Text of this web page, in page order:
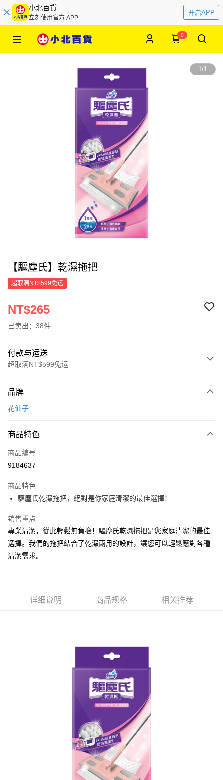
小北百貨
立刻使用官方 APP
开启APP
0
1/1
【驅塵氏】乾濕拖把
超取满NT$599免运
NT$265
已卖出：38件
付款与运送
超取满NT$599免运
信用卡一次付款
LINE Pay
Apple Pay
悠遊付
AFTEE先享后付
相关说明
1. 於付款方式選擇AFTEE先享後付，將跳出AFTEE先享後付手機驗證視
4. 下訂完成後，您的手機會收到一封繳費通知簡訊，APP會員則會收到
AFTEE APP推播通知。
有最長 45 天內付款之服務。
繳費期限，為商家向您請款的時間，再加上使用AFTEE可延長的天數所計算
出。使用AFTEE下訂可以延長您收到商品前的繳費天數，但無法保證一定能
夠在期限內收到商品(例如:預購商品或預計到貨時間較長者)。因此無論收到
商品與否，仍需要請您在AFTEE規定的時間內完成繳費。
1. 初次使用 AFTEE 時，將依認證結果及本公司審查結果，核予每個人不同
2. 結帳金額須大於NT$30
「AFTEE先享後付」(下稱本服務)乃由恩沛科技股份有限公司(下稱 AFTEE )
ATM付款
全家取貨付款
每笔NT$60，满NT$599(含以上)免运费
每笔NT$60，满NT$599(含以上)免运费
每笔NT$120，满NT$899(含以上)免运费
品牌
花仙子
商品特色
商品编号
9184637
商品特色
驅塵氏乾濕拖把，絕對是你家庭清潔的最佳選擇！
销售重点
專業清潔，從此輕鬆無負擔！驅塵氏乾濕拖把是您家庭清潔的最佳
選擇。我們的拖把結合了乾濕兩用的設計，讓您可以輕鬆應對各種
清潔需求。
详细说明 商品规格 相关推荐